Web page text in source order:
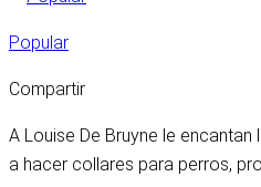
Popular
Compartir
A Louise De Bruyne le
a hacer collares para perros,